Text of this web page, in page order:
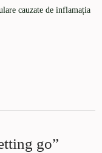
cauzate de inflamația
go”